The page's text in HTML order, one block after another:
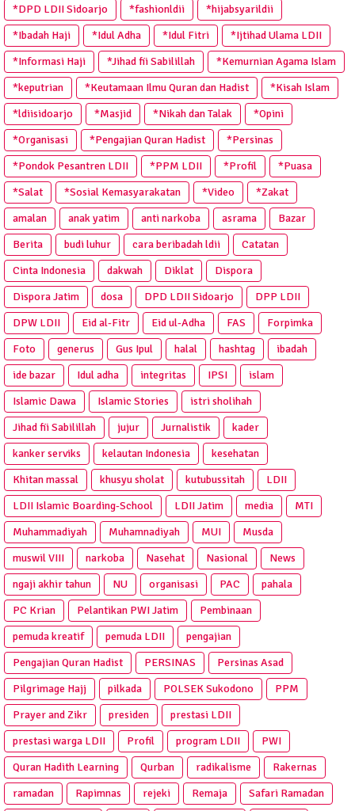
*DPD LDII Sidoarjo *fashionldii
*hijabsyarildii
*Ibadah Haji
*Idul Adha *Idul Fitri
*Ijtihad Ulama LDII
*Informasi Haji
*Jihad fii Sabilillah
*Kemurnian Agama Islam
*keputrian
*Keutamaan Ilmu Quran dan Hadist
*Kisah Islam
*ldiisidoarjo
*Masjid *Nikah dan Talak
*Opini
*Organisasi
*Pengajian Quran Hadist
*Persinas
*Pondok Pesantren LDII
*PPM LDII *Profil
*Puasa
*Salat
*Sosial Kemasyarakatan *Video
*Zakat
amalan
anak yatim anti narkoba asrama
Bazar
Berita
budi luhur cara beribadah ldii
Catatan
Cinta Indonesia
dakwah Diklat
Dispora
Dispora Jatim
dosa DPD LDII Sidoarjo
DPP LDII
DPW LDII
Eid al-Fitr Eid ul-Adha FAS
Forpimka
Foto
generus Gus Ipul halal hashtag
ibadah
ide bazar
Idul adha integritas IPSI
islam
Islamic Dawa
Islamic Stories
istri sholihah
Jihad fii Sabilillah
jujur Jurnalistik
kader
kanker serviks
kelautan Indonesia
kesehatan
Khitan massal
khusyu sholat kutubussitah
LDII
LDII Islamic Boarding-School
LDII Jatim media
MTI
Muhammadiyah
Muhamnadiyah MUI
Musda
muswil VIII
narkoba Nasehat Nasional
News
ngaji akhir tahun
NU organisasi PAC
pahala
PC Krian
Pelantikan PWI Jatim
Pembinaan
pemuda kreatif
pemuda LDII
pengajian
Pengajian Quran Hadist
PERSINAS
Persinas Asad
Pilgrimage Hajj
pilkada POLSEK Sukodono
PPM
Prayer and Zikr
presiden
prestasi LDII
prestasi warga LDII
Profil program LDII
PWI
Quran Hadith Learning
Qurban radikalisme
Rakernas
ramadan
Rapimnas rejeki Remaja
Safari Ramadan